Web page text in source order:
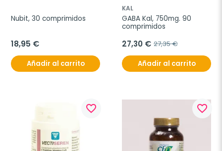
Nubit, 30 comprimidos
18,95 €
Añadir al carrito
KAL
GABA Kal, 750mg. 90
comprimidos
27,30 € 27,35 €
Añadir al carrito
favorite_border favorite_border